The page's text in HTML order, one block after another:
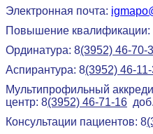
Электронная почта:
Повышение квалификации:
Ординатура: 8(3952) 46-70-
Аспирантура: 8(3952) 46-
Мультипрофильный
центр: 8(3952) 46-71-16
Консультации пациентов: 8